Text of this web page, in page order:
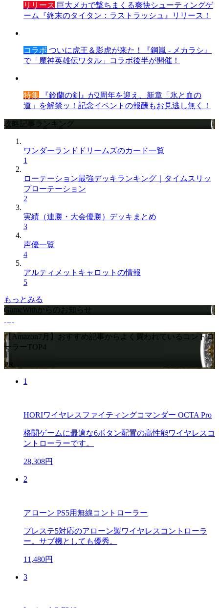
リリース 巨大メカで撃ちまくる爽快シューティングゲ
ーム『終末のタイタン：ラストラッシュ』リリース！
コラボ ついに虎王＆影虎が来た！『鋼嵐 - メカラシ』
で「魔神英雄伝ワタル」コラボ後半が開催！
特集 『鈴蘭の剣』が2周年を迎え、新章「氷と血の
道」を解禁ッ！記念イベントの報酬もお見逃し無く！
攻略記事ランキング
ワンダーランドドリームズのカード一覧
1
ローテーション最強デッキランキング｜タイムスリッ
プローテーション
2
実績（連勝・大会優勝）デッキまとめ
3
声優一覧
4
アルティメットキャロットの情報
5
もっとみる
GameWithからのお知らせ
【Amazon7月】おすすめ記事からよく買われているコントロ
ーラーTOP4
PR
1
HORIワイヤレスファイティングコマンダー OCTA Pro
格闘ゲームに最適な6ボタン配置の高性能ワイヤレスコ
ントローラーです。
28,308円
2
アローン PS5用無線コントローラー
プレステ5対応のアローン製ワイヤレスコントローラ
ー。サブ機としても優秀。
11,480円
3